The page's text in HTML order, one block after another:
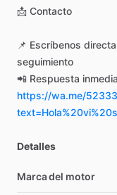
📩 Contacto
📌 Escríbenos
seguimiento
📲 Respuesta
https://wa.me/
Detalles
Marca del motor